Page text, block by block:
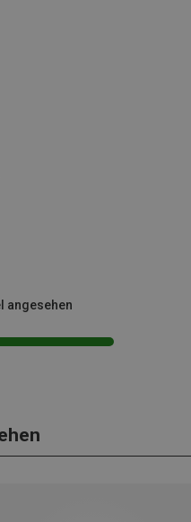
angesehen